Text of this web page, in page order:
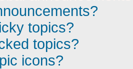
topics?
topics?
icons?